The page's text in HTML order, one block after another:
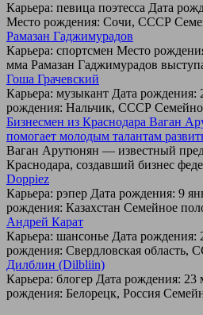
Карьера: певица поэтесса Дата
Место рождения: Сочи, СССР
Рамазан Гаджимурадов
Карьера: спортсмен Место
мма Рамазан Гаджимурадов
Гоша Грачевский
Карьера: музыкант Дата рождения:
рождения: Нальчик, СССР
Бизнесмен из Краснодара Ваган
помогает молодым талантам
Ваган Арутюнян — известный
Краснодара, создавший бизнес
Doppiez
Карьера: рэпер Дата рождения: 9
рождения: Казахстан Семейное
Андрей Карат
Карьера: шансонье Дата рождения:
рождения: Свердловская область,
Дилблин (Dilbliin)
Карьера: блогер Дата рождения: 23
рождения: Белорецк, Россия